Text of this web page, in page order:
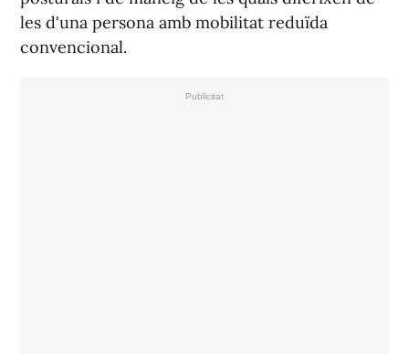
les d'una persona amb mobilitat reduïda
convencional.